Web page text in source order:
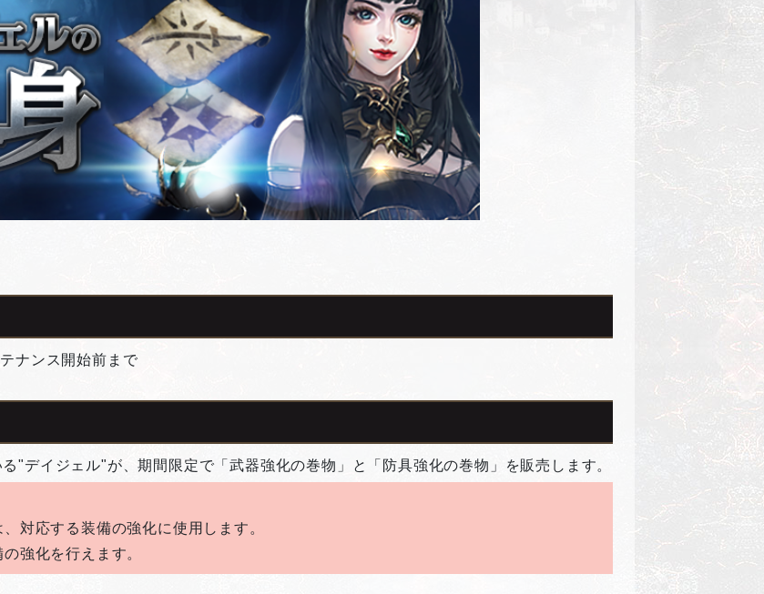
ナンス開始前まで
"デイジェル"が、期間限定で「武器強化の巻物」と「防具強化の巻物」を販売します。
対応する装備の強化に使用します。
強化を行えます。